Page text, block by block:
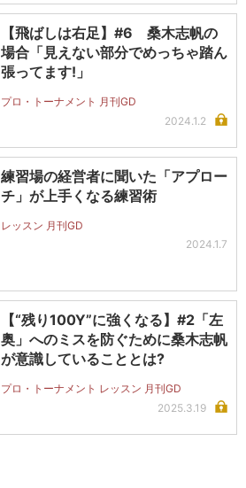
【飛ばしは右足】#6 桑木志帆の
場合「見えない部分でめっちゃ踏ん
張ってます!」
プロ・トーナメント 月刊GD
2024.1.2
練習場の経営者に聞いた「アプロー
チ」が上手くなる練習術
レッスン 月刊GD
2024.1.7
【“残り100Y”に強くなる】#2「左
奥」へのミスを防ぐために桑木志帆
が意識していることとは?
プロ・トーナメント レッスン 月刊GD
2025.3.19